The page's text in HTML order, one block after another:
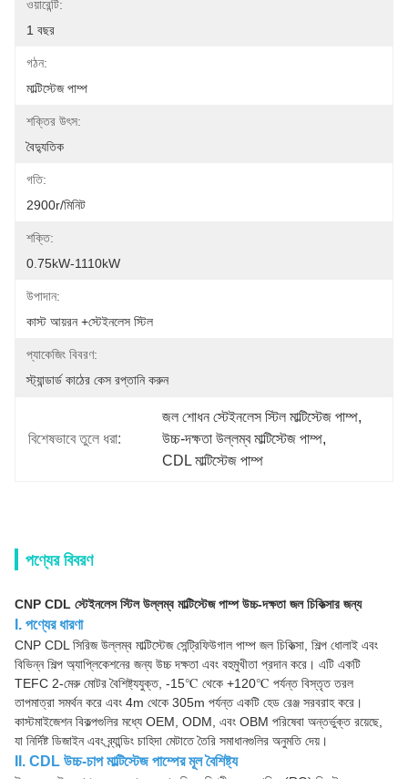
ওয়ারেন্টি:
1 বছর
গঠন:
মাল্টিস্টেজ পাম্প
শক্তির উৎস:
বৈদ্যুতিক
গতি:
2900r/মিনিট
শক্তি:
0.75kW-1110kW
উপাদান:
কাস্ট আয়রন +স্টেইনলেস স্টিল
প্যাকেজিং বিবরণ:
স্ট্যান্ডার্ড কাঠের কেস রপ্তানি করুন
বিশেষভাবে তুলে ধরা:
জল শোধন স্টেইনলেস স্টিল মাল্টিস্টেজ পাম্প,
উচ্চ-দক্ষতা উল্লম্ব মাল্টিস্টেজ পাম্প,
CDL মাল্টিস্টেজ পাম্প
পণ্যের বিবরণ
CNP CDL স্টেইনলেস স্টিল উল্লম্ব মাল্টিস্টেজ পাম্প উচ্চ-দক্ষতা জল চিকিত্সার জন্য
I. পণ্যের ধারণা
CNP CDL সিরিজ উল্লম্ব মাল্টিস্টেজ সেন্ট্রিফিউগাল পাম্প জল চিকিত্সা, শিল্প ধোলাই এবং
বিভিন্ন শিল্প অ্যাপ্লিকেশনের জন্য উচ্চ দক্ষতা এবং বহুমুখীতা প্রদান করে। এটি একটি
TEFC 2-মেরু মোটর বৈশিষ্ট্যযুক্ত, -15℃ থেকে +120℃ পর্যন্ত বিস্তৃত তরল
তাপমাত্রা সমর্থন করে এবং 4m থেকে 305m পর্যন্ত একটি হেড রেঞ্জ সরবরাহ করে।
কাস্টমাইজেশন বিকল্পগুলির মধ্যে OEM, ODM, এবং OBM পরিষেবা অন্তর্ভুক্ত রয়েছে,
যা নির্দিষ্ট ডিজাইন এবং ব্র্যান্ডিং চাহিদা মেটাতে তৈরি সমাধানগুলির অনুমতি দেয়।
II. CDL উচ্চ-চাপ মাল্টিস্টেজ পাম্পের মূল বৈশিষ্ট্য